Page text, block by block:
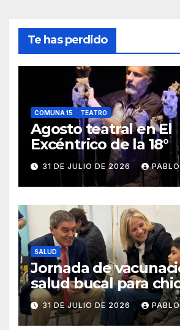
Te has perdido
COMUNA 15 TEATRO
Agosto teatral en El
Excéntrico de la 18°
31 DE JULIO DE 2026
SALUD
Jornada de
salud bucal para
31 DE JULIO DE 2026